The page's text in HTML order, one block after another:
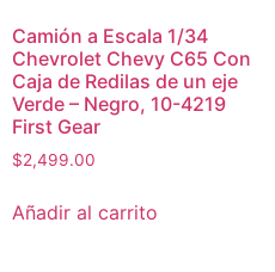
Camión a Escala 1/34
Chevrolet Chevy C65 Con
Caja de Redilas de un eje
Verde – Negro, 10-4219
First Gear
$2,499.00
Añadir al carrito